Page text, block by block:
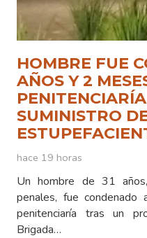
HOMBRE FUE
AÑOS Y 2
SUMINISTRO
hace 19 horas
Un hombre de 31
penales, fue
penitenciaría tras un
Brigada…